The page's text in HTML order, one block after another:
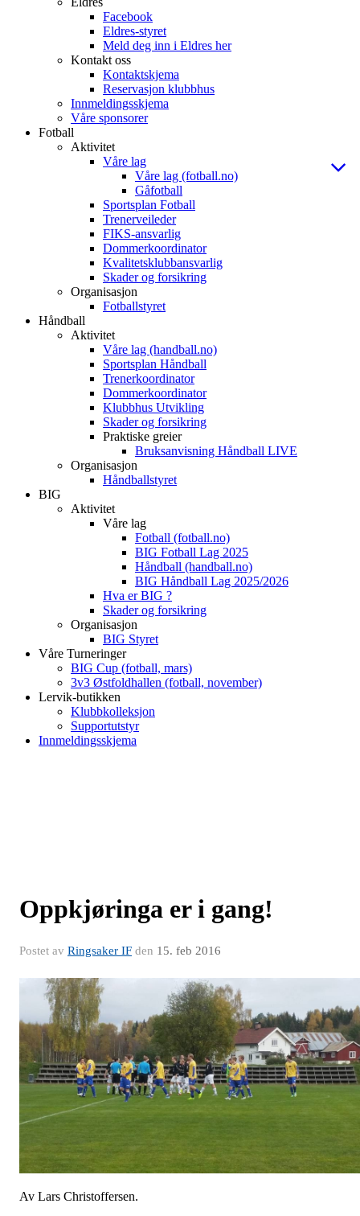
Facebook
Eldres-styret
Meld deg inn i Eldres her
Kontakt oss
Kontaktskjema
Reservasjon klubbhus
Innmeldingsskjema
Våre sponsorer
Fotball
Aktivitet
Våre lag
Våre lag (fotball.no)
Gåfotball
Sportsplan Fotball
Trenerveileder
FIKS-ansvarlig
Dommerkoordinator
Kvalitetsklubbansvarlig
Skader og forsikring
Organisasjon
Fotballstyret
Håndball
Aktivitet
Våre lag (handball.no)
Sportsplan Håndball
Trenerkoordinator
Dommerkoordinator
Klubbhus Utvikling
Skader og forsikring
Praktiske greier
Bruksanvisning Håndball LIVE
Organisasjon
Håndballstyret
BIG
Aktivitet
Våre lag
Fotball (fotball.no)
BIG Fotball Lag 2025
Håndball (handball.no)
BIG Håndball Lag 2025/2026
Hva er BIG ?
Skader og forsikring
Organisasjon
BIG Styret
Våre Turneringer
BIG Cup (fotball, mars)
3v3 Østfoldhallen (fotball, november)
Lervik-butikken
Klubbkolleksjon
Supportutstyr
Innmeldingsskjema
Oppkjøringa er i gang!
Postet av Ringsaker IF den 15. feb 2016
Av Lars Christoffersen.